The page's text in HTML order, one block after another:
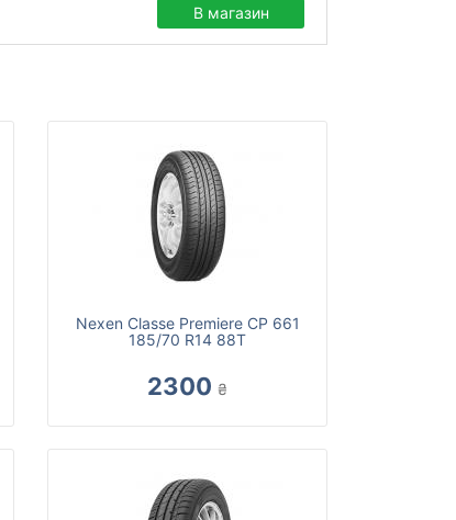
В магазин
Nexen Classe Premiere CP 661
185/70 R14 88T
2300 ₴